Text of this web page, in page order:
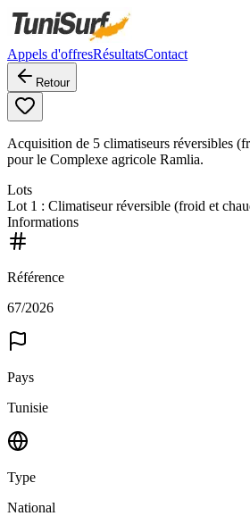
Appels d'offresRésultatsContact
Retour
Acquisition de 5 climatiseurs réversibles
pour le Complexe agricole Ramlia.
Lots
Lot 1 : Climatiseur réversible (froid et
Informations
Référence
67/2026
Pays
Tunisie
Type
National